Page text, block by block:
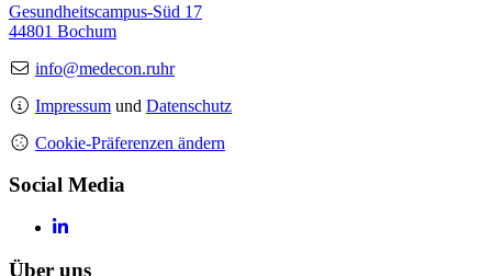
Gesundheitscampus-Süd 17
44801 Bochum
info@medecon.ruhr
Impressum und Datenschutz
Cookie-Präferenzen ändern
Social Media
Über uns